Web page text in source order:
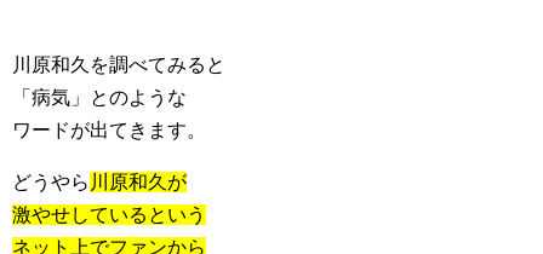
川原和久を調べてみると
「病気」とのような
ワードが出てきます。
どうやら 川原和久が
激やせしているという
ネット上でファンから